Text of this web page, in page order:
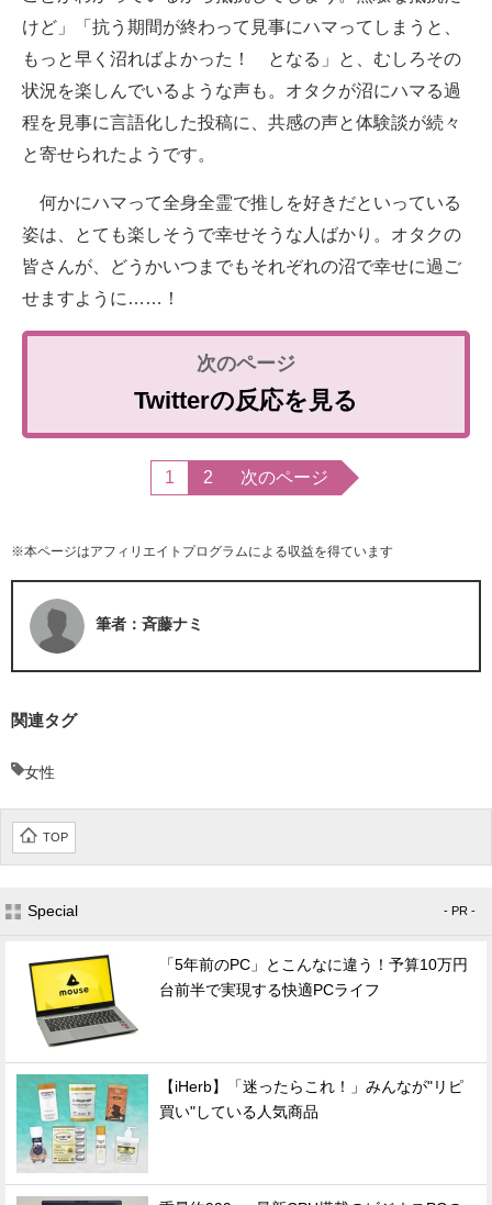
けど」「抗う期間が終わって見事にハマってしまうと、
もっと早く沼ればよかった！ となる」と、むしろその
状況を楽しんでいるような声も。オタクが沼にハマる過
程を見事に言語化した投稿に、共感の声と体験談が続々
と寄せられたようです。
何かにハマって全身全霊で推しを好きだといっている
姿は、とても楽しそうで幸せそうな人ばかり。オタクの
皆さんが、どうかいつまでもそれぞれの沼で幸せに過ご
せますように……！
Twitterの反応を見る
1 2 次のページ
※本ページはアフィリエイトプログラムによる収益を得ています
筆者：斉藤ナミ
関連タグ
女性
TOP
Special - PR -
「5年前のPC」とこんなに違う！予算10万円
台前半で実現する快適PCライフ
【iHerb】「迷ったらこれ！」みんなが"リピ
買い"している人気商品